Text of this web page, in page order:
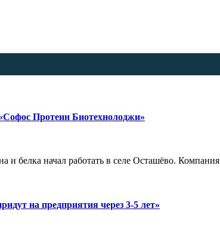
Протеин Биотехнолоджи»
и белка начал работать в селе Осташёво.
на предприятия через 3-5 лет»